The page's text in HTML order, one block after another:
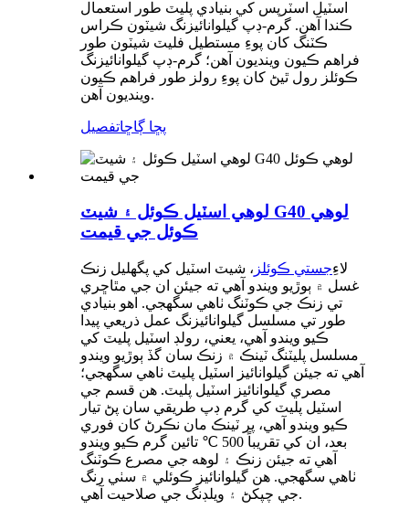
اسٽيل اسٽرپس کي بنيادي پليٽ طور استعمال
ڪندا آهن. گرم-ڊپ گيلوانائيزنگ شيٽون ڪراس
ڪٽنگ کان پوءِ مستطيل فليٽ شيٽون طور
فراهم ڪيون وينديون آهن؛ گرم-ڊپ گيلوانائيزنگ
ڪوئلز رول ٿيڻ کان پوءِ رولز طور فراهم ڪيون
وينديون آهن.
پڇا ڳاڇاتفصيل
لوهي اسٽيل ڪوئل ۽ شيٽ G40 لوهي
ڪوئل جي قيمت
لاءِجستي ڪوئلز ، شيٽ اسٽيل کي پگھليل زنڪ
غسل ۾ ٻوڙيو ويندو آهي ته جيئن ان جي مٿاڇري
تي زنڪ جي ڪوٽنگ ٺاهي سگهجي. اهو بنيادي
طور تي مسلسل گيلوانائيزنگ عمل ذريعي پيدا
ڪيو ويندو آهي، يعني، رولڊ اسٽيل پليٽ کي
مسلسل پليٽنگ ٽينڪ ۾ زنڪ سان گڏ ٻوڙيو ويندو
آهي ته جيئن گيلوانائيز اسٽيل پليٽ ٺاهي سگهجي؛
مصري گيلوانائيز اسٽيل پليٽ. هن قسم جي
اسٽيل پليٽ کي گرم ڊپ طريقي سان پڻ تيار
ڪيو ويندو آهي، پر ٽينڪ مان نڪرڻ کان فوري
بعد، ان کي تقريباً 500 ℃ تائين گرم ڪيو ويندو
آهي ته جيئن زنڪ ۽ لوهه جي مصرع ڪوٽنگ
ٺاهي سگهجي. هن گيلوانائيز ڪوئلي ۾ سٺي رنگ
جي چپکڻ ۽ ويلڊنگ جي صلاحيت آهي.